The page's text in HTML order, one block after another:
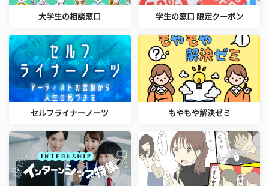
大学生の相談窓口 学生の窓口 限定クーポン
セルフライナーノーツ もやもや解決ゼミ